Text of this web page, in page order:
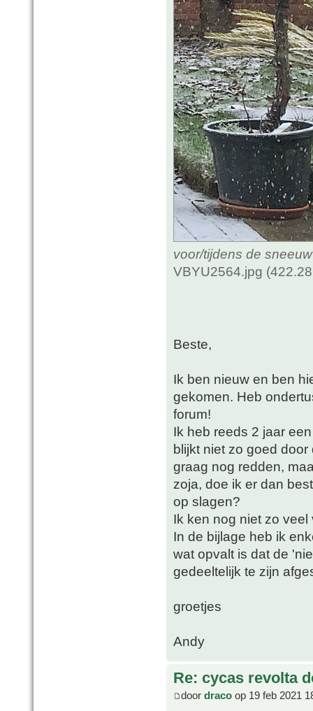
voor/tijdens de sneeuw
VBYU2564.jpg
Beste,
Ik ben nieuw en ben
gekomen. Heb
forum!
Ik heb reeds 2 jaar
blijkt niet zo goed
graag nog redden,
zoja, doe ik er dan
op slagen?
Ik ken nog niet zo
In de bijlage heb ik
wat opvalt is dat de
gedeeltelijk te zijn
groetjes
Andy
Re: cycas revolta
door draco op 19 feb 2021